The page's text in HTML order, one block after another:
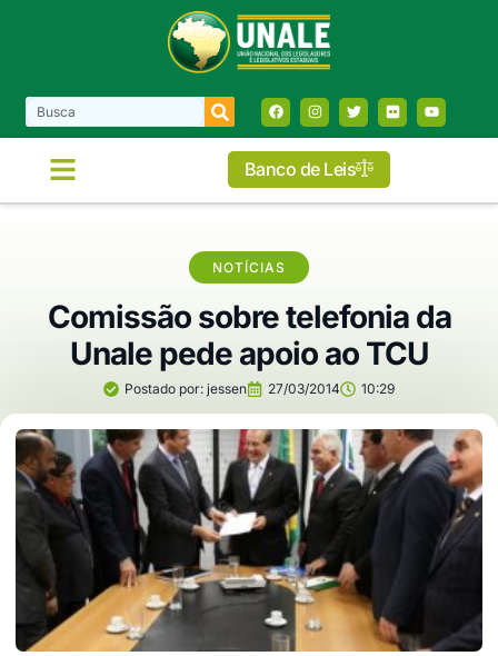
Banco de Leis
NOTÍCIAS
Comissão sobre telefonia da
Unale pede apoio ao TCU
Postado por: jessen 27/03/2014 10:29